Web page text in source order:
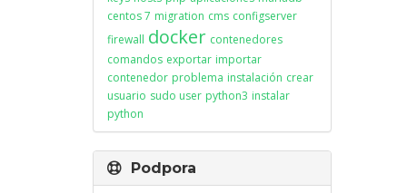
centos 7 migration cms configserver
firewall docker contenedores
comandos exportar importar
contenedor problema instalación crear
usuario sudo user python3 instalar
python
Podpora